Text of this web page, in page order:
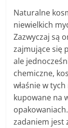
Naturalne
niewielkich
Zazwyczaj są
zajmujące się
ale
chemiczne,
właśnie w
kupowane na
zadaniem jest